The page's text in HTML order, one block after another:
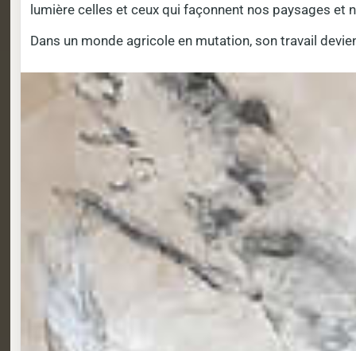
lumière celles et ceux qui façonnent nos paysages et
Dans un monde agricole en mutation, son travail